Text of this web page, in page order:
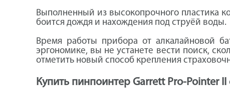
Выполненный из высокопрочного пластика
боится дождя и нахождения под струёй воды.
Время работы прибора от алкалайновой
эргономике, вы не устанете вести поиск,
отметить новый способ крепления
Купить пинпоинтер Garrett Pro-Pointer II